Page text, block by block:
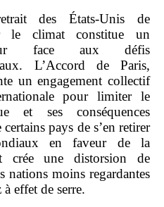
des États‑Unis de
le climat constitue un
face aux défis
L’Accord de Paris,
un engagement collectif
pour limiter le
et ses conséquences
pays de s’en retirer
en faveur de la
crée une distorsion de
nations moins regardantes
effet de serre.